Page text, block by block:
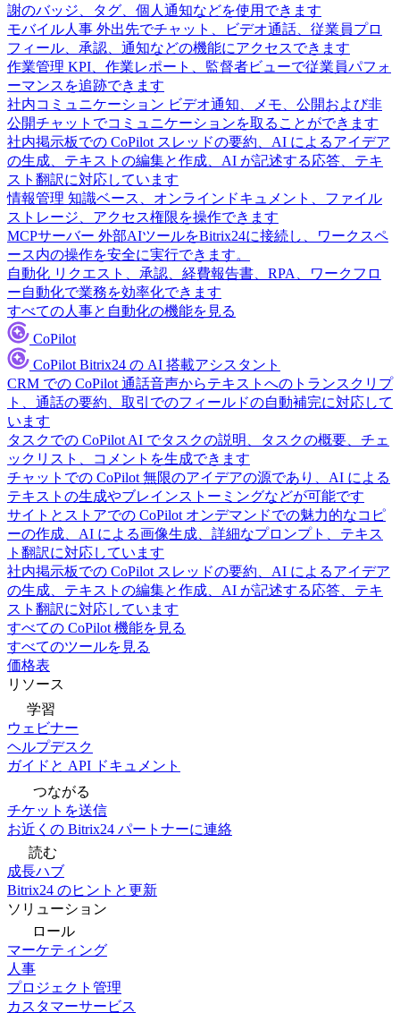
謝のバッジ、タグ、個人通知などを使用できます
モバイル人事 外出先でチャット、ビデオ通話、従業員プロ
フィール、承認、通知などの機能にアクセスできます
作業管理 KPI、作業レポート、監督者ビューで従業員パフォ
ーマンスを追跡できます
社内コミュニケーション ビデオ通知、メモ、公開および非
公開チャットでコミュニケーションを取ることができます
社内掲示板での CoPilot スレッドの要約、AI によるアイデア
の生成、テキストの編集と作成、AI が記述する応答、テキ
スト翻訳に対応しています
情報管理 知識ベース、オンラインドキュメント、ファイル
ストレージ、アクセス権限を操作できます
MCPサーバー 外部AIツールをBitrix24に接続し、ワークスペ
ース内の操作を安全に実行できます。
自動化 リクエスト、承認、経費報告書、RPA、ワークフロ
ー自動化で業務を効率化できます
すべての人事と自動化の機能を見る
CoPilot
CoPilot Bitrix24 の AI 搭載アシスタント
CRM での CoPilot 通話音声からテキストへのトランスクリプ
ト、通話の要約、取引でのフィールドの自動補完に対応して
います
タスクでの CoPilot AI でタスクの説明、タスクの概要、チェ
ックリスト、コメントを生成できます
チャットでの CoPilot 無限のアイデアの源であり、AI による
テキストの生成やブレインストーミングなどが可能です
サイトとストアでの CoPilot オンデマンドでの魅力的なコピ
ーの作成、AI による画像生成、詳細なプロンプト、テキス
ト翻訳に対応しています
社内掲示板での CoPilot スレッドの要約、AI によるアイデア
の生成、テキストの編集と作成、AI が記述する応答、テキ
スト翻訳に対応しています
すべての CoPilot 機能を見る
すべてのツールを見る
価格表
リソース
学習
ウェビナー
ヘルプデスク
ガイドと API ドキュメント
つながる
チケットを送信
お近くの Bitrix24 パートナーに連絡
読む
成長ハブ
Bitrix24 のヒントと更新
ソリューション
ロール
マーケティング
人事
プロジェクト管理
カスタマーサービス